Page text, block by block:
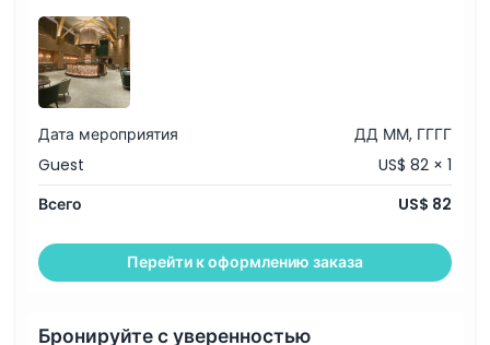
Вещи, которые нужно знать
Местоположение
Политика отмены
Дата мероприятия
ДД ММ, ГГГГ
Guest
US$ 82 × 1
Всего
US$ 82
Перейти к оформлению заказа
Бронируйте с уверенностью